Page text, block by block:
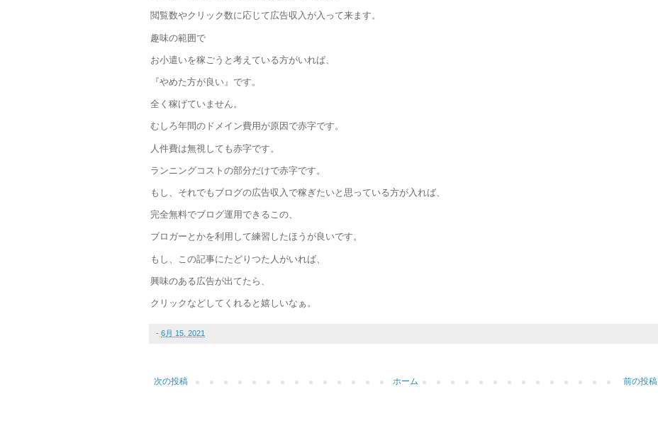
閲覧数やクリック数に応じて広告収入が入って来ます。
趣味の範囲で
お小遣いを稼ごうと考えている方がいれば、
『やめた方が良い』です。
全く稼げていません。
むしろ年間のドメイン費用が原因で赤字です。
人件費は無視しても赤字です。
ランニングコストの部分だけで赤字です。
もし、それでもブログの広告収入で稼ぎたいと思っている方が入れば、
完全無料でブログ運用できるこの、
ブロガーとかを利用して練習したほうが良いです。
もし、この記事にたどりつた人がいれば、
興味のある広告が出てたら、
クリックなどしてくれると嬉しいなぁ。
- 6月 15, 2021
次の投稿 前の投稿
ホーム